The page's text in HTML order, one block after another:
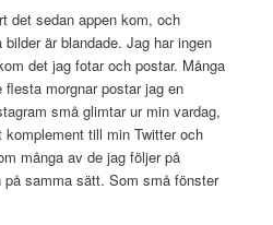
det sedan appen kom, och
är blandade. Jag har ingen
det jag fotar och postar. Många
morgnar postar jag en
små glimtar ur min vardag,
till min Twitter och
många av de jag följer på
på samma sätt. Som små fönster